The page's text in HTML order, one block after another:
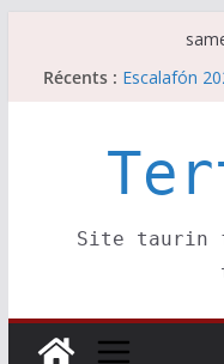
Récents : Escalafón
Les brèves
Escalafón
Site taurin